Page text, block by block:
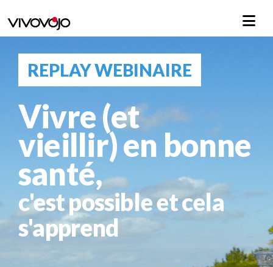
REPLAY WEBINAIRE
Vivre (et
vieillir) en bonne
santé,
c'est possible et cela
s'apprend